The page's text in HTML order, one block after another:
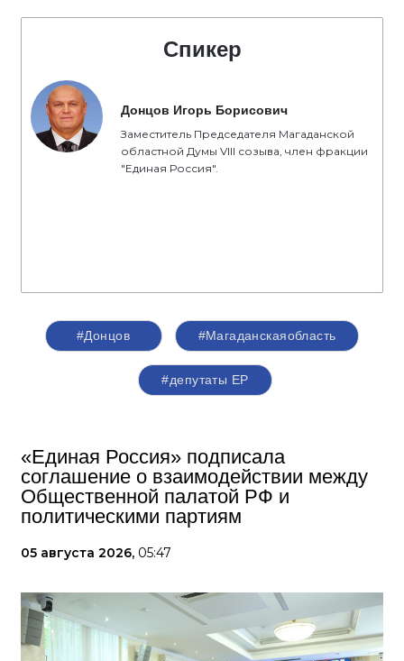
Спикер
Донцов Игорь Борисович
Заместитель Председателя Магаданской
областной Думы VIII созыва, член фракции
"Единая Россия".
#Донцов #Магаданскаяобласть
#депутаты ЕР
«Единая Россия» подписала
соглашение о взаимодействии между
Общественной палатой РФ и
политическими партиям
05 августа 2026, 05:47